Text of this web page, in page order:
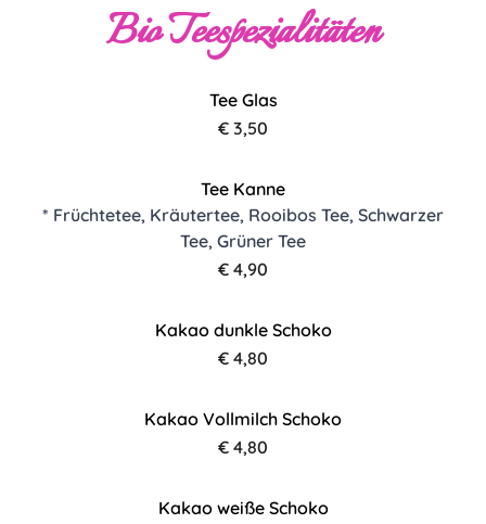
Bio Teespezialitäten
Tee Glas
€ 3,50
Tee Kanne
* Früchtetee, Kräutertee, Rooibos Tee, Schwarzer
Tee, Grüner Tee
€ 4,90
Kakao dunkle Schoko
€ 4,80
Kakao Vollmilch Schoko
€ 4,80
Kakao weiße Schoko